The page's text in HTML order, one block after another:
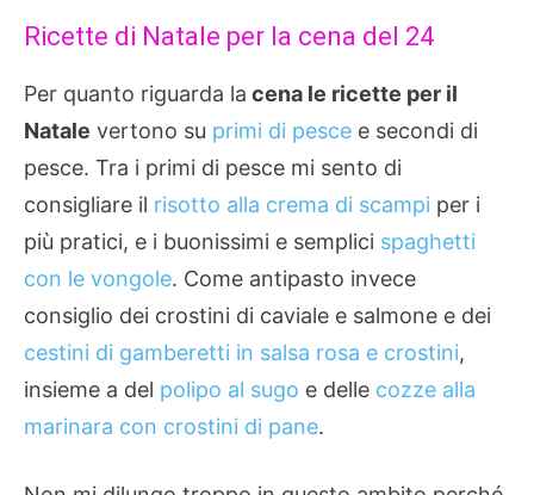
Ricette di Natale per la cena del 24
Per quanto riguarda la cena le ricette per il
Natale vertono su primi di pesce e secondi di
pesce. Tra i primi di pesce mi sento di
consigliare il risotto alla crema di scampi per i
più pratici, e i buonissimi e semplici spaghetti
con le vongole. Come antipasto invece
consiglio dei crostini di caviale e salmone e dei
cestini di gamberetti in salsa rosa e crostini,
insieme a del polipo al sugo e delle cozze alla
marinara con crostini di pane.